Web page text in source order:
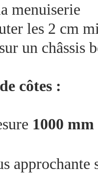
menuiserie
les 2 cm
un châssis
côtes :
1000 mm
approchante